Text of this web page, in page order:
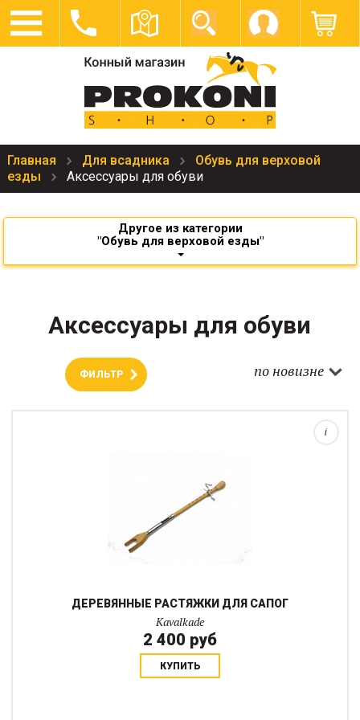
Главная Для всадника
Обувь для верховой
езды
Аксессуары для обуви
Другое из категории
"Обувь для верховой езды"
Аксессуары для обуви
ФИЛЬТР по новизне
ДЕРЕВЯННЫЕ РАСТЯЖКИ ДЛЯ САПОГ
Kavalkade
2 400 руб
КУПИТЬ
i